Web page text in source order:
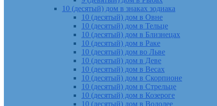
10 (десятый) дом в знаках зодиака
10 (десятый) дом в Овне
10 (десятый) дом в Тельце
10 (десятый) дом в Близнецах
10 (десятый) дом в Раке
10 (десятый) дом во Льве
10 (десятый) дом в Деве
10 (десятый) дом в Весах
10 (десятый) дом в Скорпионе
10 (десятый) дом в Стрельце
10 (десятый) дом в Козероге
10 (десятый) дом в Водолее